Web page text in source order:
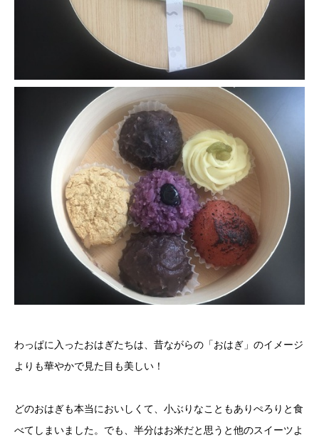
わっぱに入ったおはぎたちは、昔ながらの「おはぎ」のイメージ
よりも華やかで見た目も美しい！
どのおはぎも本当においしくて、小ぶりなこともありぺろりと食
べてしまいました。でも、半分はお米だと思うと他のスイーツよ